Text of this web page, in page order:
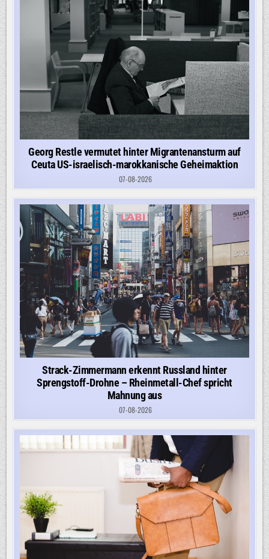
Georg Restle vermutet hinter Migrantenansturm auf
Ceuta US-israelisch-marokkanische Geheimaktion
07-08-2026
Strack-Zimmermann erkennt Russland hinter
Sprengstoff-Drohne – Rheinmetall-Chef spricht
Mahnung aus
07-08-2026